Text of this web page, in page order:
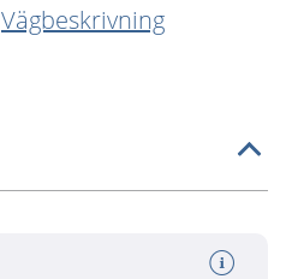
Vägbeskrivning